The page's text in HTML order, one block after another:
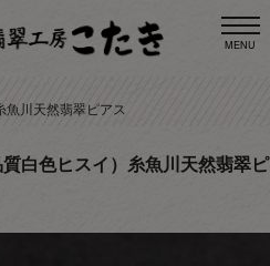
MENU
魚川天然翡翠ピアス
白色ヒスイ）糸魚川天然翡翠ピ